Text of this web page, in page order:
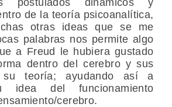
de la teoría psicoanalítica,
otras ideas que se me
palabras nos permite algo
a Freud le hubiera gustado
dentro del cerebro y sus
su teoría; ayudando así a
idea del funcionamiento
cerebro.